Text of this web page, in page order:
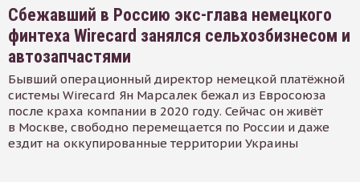
Сбежавший в Россию экс-глава немецкого
финтеха Wirecard занялся сельхозбизнесом и
автозапчастями
Бывший операционный директор немецкой платёжной
системы Wirecard Ян Марсалек бежал из Евросоюза
после краха компании в 2020 году. Сейчас он живёт
в Москве, свободно перемещается по России и даже
ездит на оккупированные территории Украины